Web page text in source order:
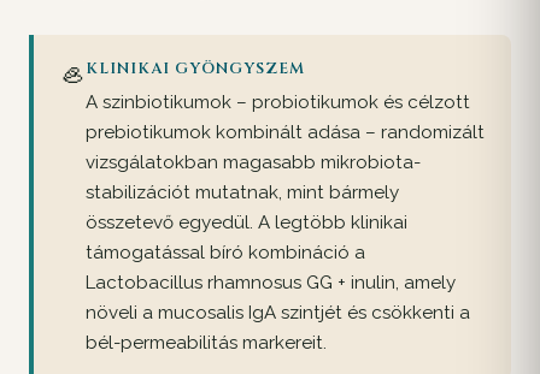
🦪KLINIKAI GYÖNGYSZEM
A szinbiotikumok – probiotikumok és célzott
prebiotikumok kombinált adása – randomizált
vizsgálatokban magasabb mikrobiota-
stabilizációt mutatnak, mint bármely
összetevő egyedül. A legtöbb klinikai
támogatással bíró kombináció a
Lactobacillus rhamnosus GG + inulin, amely
növeli a mucosalis IgA szintjét és csökkenti a
bél-permeabilitás markereit.